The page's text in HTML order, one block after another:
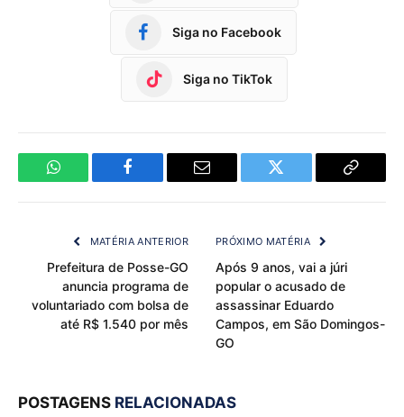
Siga no Facebook
Siga no TikTok
WhatsApp Facebook Email Twitter
Copy
MATÉRIA ANTERIOR
Prefeitura de Posse-GO
anuncia programa de
voluntariado com bolsa de
até R$ 1.540 por mês
PRÓXIMO MATÉRIA
Após 9 anos, vai a júri
popular o acusado de
assassinar Eduardo
Campos, em São Domingos-
GO
POSTAGENS RELACIONADAS